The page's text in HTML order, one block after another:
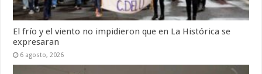
El frío y el viento no impidieron que en La Histórica se
expresaran
6 agosto, 2026